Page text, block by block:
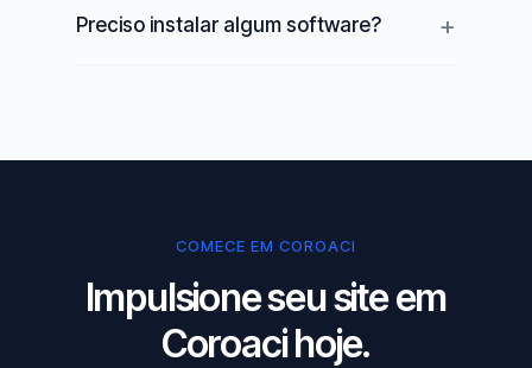
Preciso instalar algum software?
COMECE EM COROACI
Impulsione seu site em
Coroaci hoje.